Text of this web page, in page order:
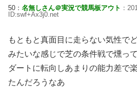
50： 名無しさん＠実況で競馬板アウト ：
ID:swf+Ax3j0.net
もともと真面目に走らない気性で
みたいな感じで芝の条件戦で燻っ
ダートに転向しあまりの能力差で
たんだろうなあ